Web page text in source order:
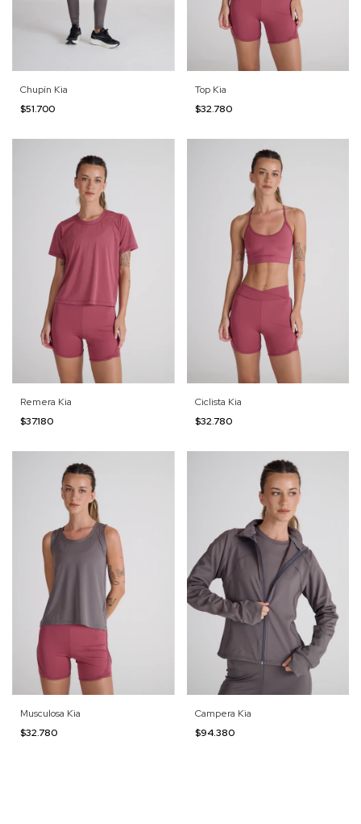
Chupín Kia
$51.700
Top Kia
$32.780
Remera Kia
$37.180
Ciclista Kia
$32.780
Musculosa Kia
$32.780
Campera Kia
$94.380